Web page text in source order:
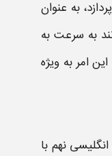
به عنوان
به سرعت به
امر به ویژه
انگلیسی ​نهم با